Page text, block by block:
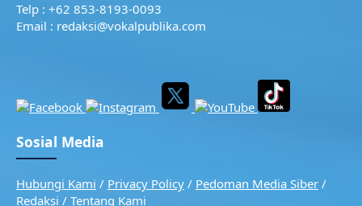
Telp : +62 853-8193-0093
Email : redaksi@vokalpublika.com
Sosial Media
Hubungi Kami / Privacy Policy / Pedoman Media Siber /
Redaksi / Tentang Kami